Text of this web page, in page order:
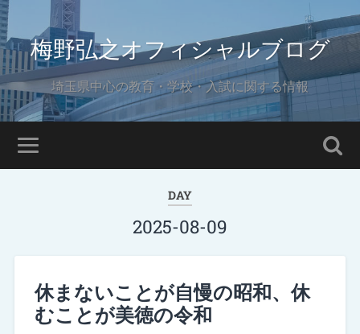
梅野弘之オフィシャルブログ
埼玉県中心の教育・学校・入試に関する情報
DAY
2025-08-09
休まないことが自慢の昭和、休
むことが美徳の令和